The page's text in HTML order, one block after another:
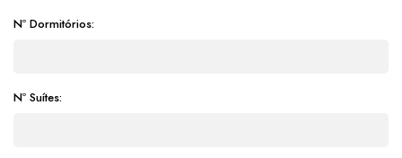
Nº Dormitórios:
Nº Suítes: